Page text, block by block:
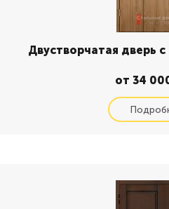
Двустворчатая дверь
от 34